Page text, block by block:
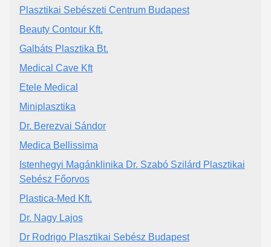
Plasztikai Sebészeti Centrum Budapest
Beauty Contour Kft.
Galbáts Plasztika Bt.
Medical Cave Kft
Etele Medical
Miniplasztika
Dr. Berezvai Sándor
Medica Bellissima
Istenhegyi Magánklinika Dr. Szabó Szilárd Plasztikai
Sebész Főorvos
Plastica-Med Kft.
Dr. Nagy Lajos
Dr Rodrigo Plasztikai Sebész Budapest